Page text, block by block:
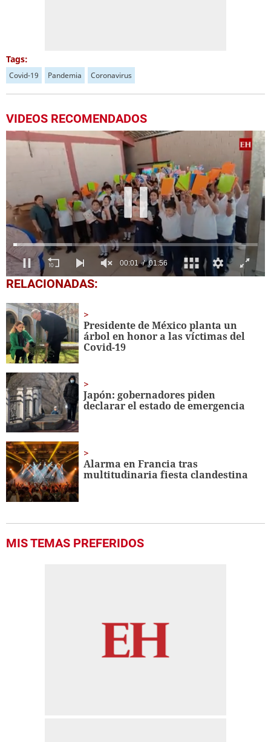
Tags:
Covid-19 Pandemia Coronavirus
VIDEOS RECOMENDADOS
0
seconds
1
minute,
56
seconds
RELACIONADAS:
Presidente de México planta un
árbol en honor a las víctimas del
Covid-19
Japón: gobernadores piden
declarar el estado de emergencia
Alarma en Francia tras
multitudinaria fiesta clandestina
MIS TEMAS PREFERIDOS